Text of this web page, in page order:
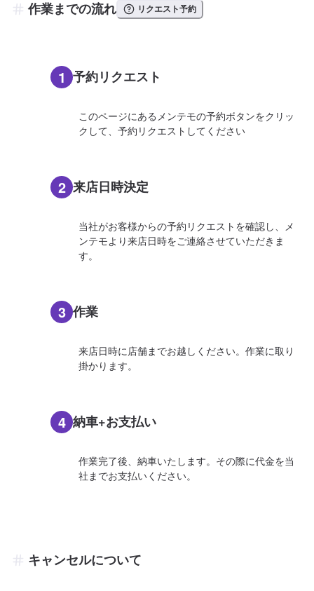
作業までの流れ リクエスト予約
1 予約リクエスト
このページにあるメンテモの予約ボタンをクリッ
クして、予約リクエストしてください
2 来店日時決定
当社がお客様からの予約リクエストを確認し、メ
ンテモより来店日時をご連絡させていただきま
す。
3 作業
来店日時に店舗までお越しください。作業に取り
掛かります。
4 納車+お支払い
作業完了後、納車いたします。その際に代金を当
社までお支払いください。
キャンセルについて